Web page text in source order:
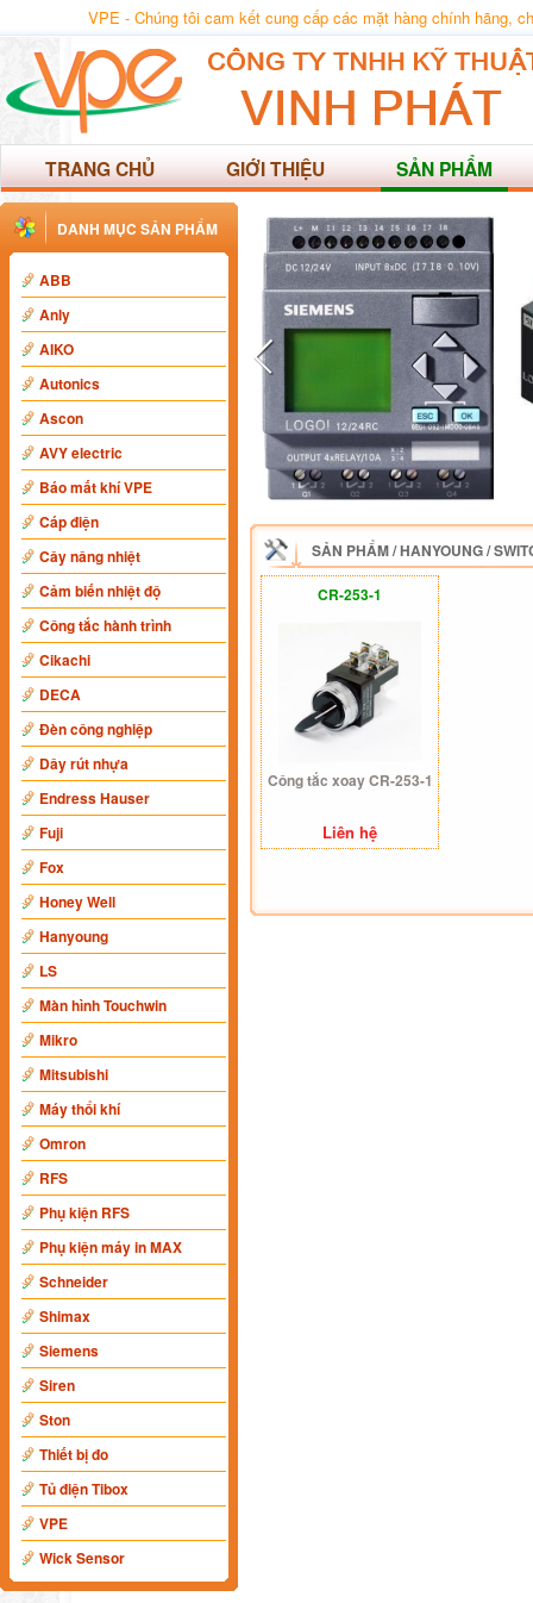
VPE - Chúng tôi cam kết cung cấp các mặt hàng chính hãng,
TRANG CHỦ GIỚI THIỆU SẢN PHẨM
DANH MỤC SẢN PHẨM
ABB
Anly
AIKO
Autonics
Ascon
AVY electric
Báo mất khí VPE
Cáp điện
Cây nâng nhiệt
Cảm biến nhiệt độ
Công tắc hành trình
Cikachi
DECA
Đèn công nghiệp
Dây rút nhựa
Endress Hauser
Fuji
Fox
Honey Well
Hanyoung
LS
Màn hình Touchwin
Mikro
Mitsubishi
Máy thổi khí
Omron
RFS
Phụ kiện RFS
Phụ kiện máy in MAX
Schneider
Shimax
Siemens
Siren
Ston
Thiết bị đo
Tủ điện Tibox
VPE
Wick Sensor
SẢN PHẨM/HANYOUNG/
CR-253-1
Công tắc xoay CR-253-1
Liên hệ